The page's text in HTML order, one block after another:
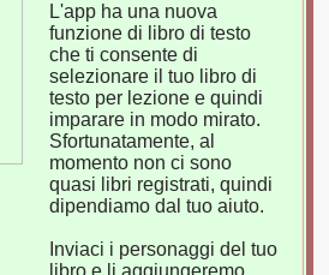
L'app ha una nuova
funzione di libro di testo
che ti consente di
selezionare il tuo libro di
testo per lezione e quindi
imparare in modo mirato.
Sfortunatamente, al
momento non ci sono
quasi libri registrati, quindi
dipendiamo dal tuo aiuto.
Inviaci i personaggi del tuo
libro e li aggiungeremo